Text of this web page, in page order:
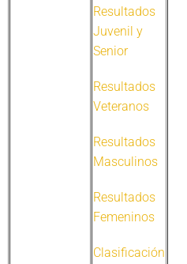
Resultados
Juvenil y
Senior
Resultados
Veteranos
Resultados
Masculinos
Resultados
Femeninos
Clasificación